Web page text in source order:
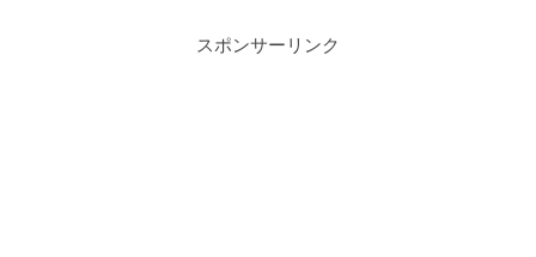
損益状況も記載しています。大
在の損益状況も記載していま
スポンサーリンク